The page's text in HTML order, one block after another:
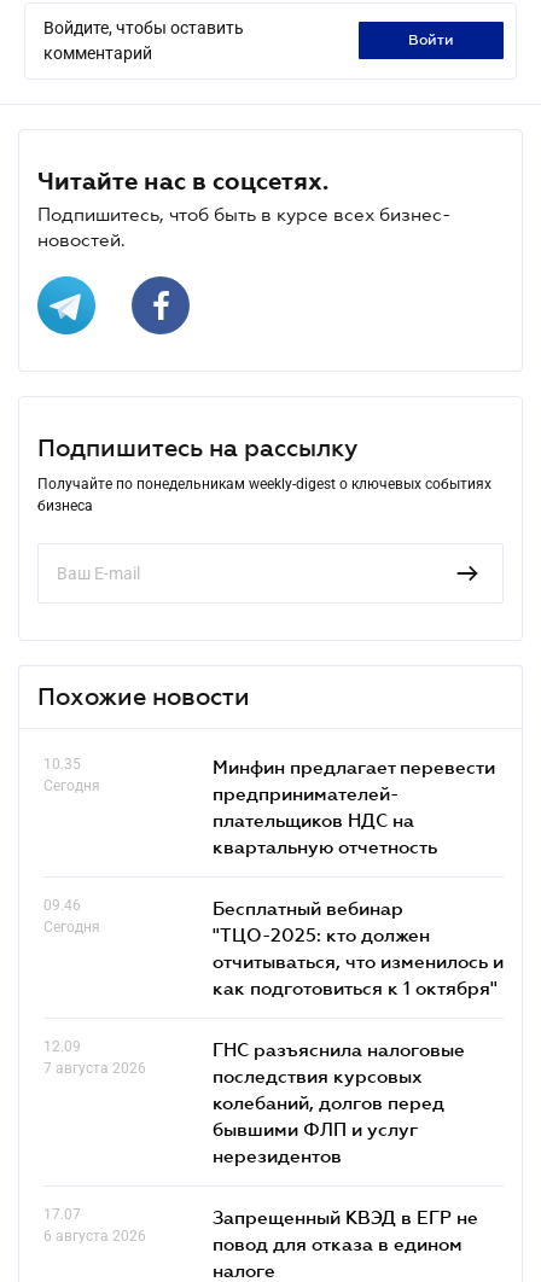
Войдите, чтобы оставить
комментарий
войти
Читайте нас в соцсетях.
Подпишитесь, чтоб быть в курсе всех бизнес-
новостей.
Подпишитесь на рассылку
Получайте по понедельникам weekly-digest о ключевых событиях
бизнеса
Похожие новости
10.35
Сегодня
Минфин предлагает перевести
предпринимателей-
плательщиков НДС на
квартальную отчетность
09.46
Сегодня
Бесплатный вебинар
"ТЦО-2025: кто должен
отчитываться, что изменилось и
как подготовиться к 1 октября"
12.09
7 августа 2026
ГНС разъяснила налоговые
последствия курсовых
колебаний, долгов перед
бывшими ФЛП и услуг
нерезидентов
17.07
6 августа 2026
Запрещенный КВЭД в ЕГР не
повод для отказа в едином
налоге